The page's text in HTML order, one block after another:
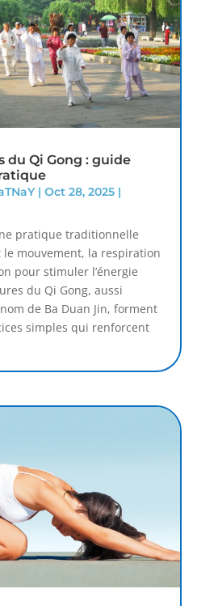
du Qi Gong : guide
| Oct 28, 2025|
pratique traditionnelle
mouvement, la respiration
pour stimuler l’énergie
du Qi Gong, aussi
de Ba Duan Jin, forment
simples qui renforcent